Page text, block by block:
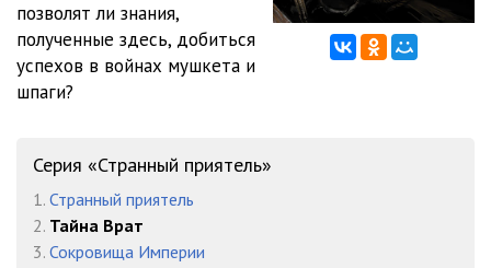
1:07:20
позволят ли знания,
полученные здесь, добиться
успехов в войнах мушкета и
шпаги?
Серия «Странный приятель»
1. Странный приятель
2. Тайна Врат
3. Сокровища Империи